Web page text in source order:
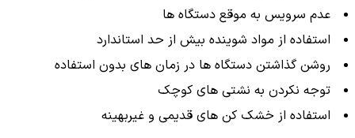
عدم سرویس به موقع دستگاه ها
استفاده از مواد شوینده بیش از حد استاندارد
روشن گذاشتن دستگاه ها در زمان های بدون استفاده
توجه نکردن به نشتی های کوچک
استفاده از خشک کن های قدیمی و غیربهینه